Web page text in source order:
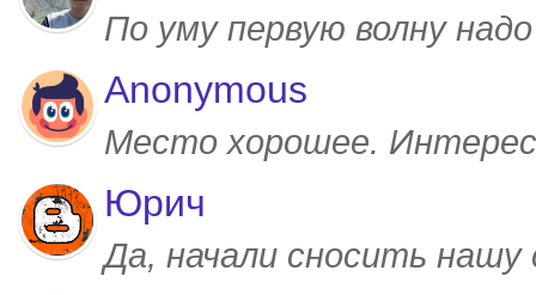
По уму первую волну
Anonymous
Место хорошее.
Юрич
Да, начали сносить